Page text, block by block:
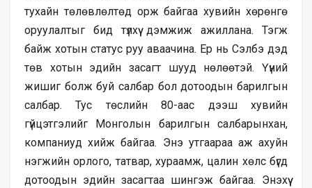
тухайн төлөвлөлтөд орж байгаа хувийн хөрөнгө
оруулалтыг бид түлхүү дэмжиж ажиллана. Тэгж
байж хотын статус руу аваачина. Ер нь Сэлбэ дэд
төв хотын эдийн засагт шууд нөлөөтэй. Үүний
жишиг болж буй салбар бол дотоодын барилгын
салбар. Тус төслийн 80-аас дээш хувийн
гүйцэтгэлийг Монголын барилгын салбарынхан,
компаниуд хийж байгаа. Энэ утгаараа аж ахуйн
нэгжийн орлого, татвар, хураамж, цалин хөлс бүгд
дотоодын эдийн засагтаа шингэж байгаа. Энэхүү